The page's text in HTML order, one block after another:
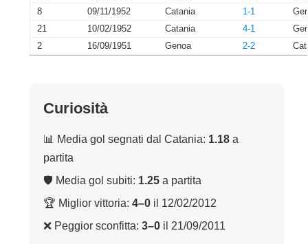
8
09/11/1952 Catania 1-1
21
10/02/1952 Catania 4-1
2
16/09/1951 Genoa 2-2
Curiosità
📊 Media gol segnati dal Catania: 1.18 a
partita
🛡 Media gol subiti: 1.25 a partita
🏆 Miglior vittoria: 4–0 il 12/02/2012
❌ Peggior sconfitta: 3–0 il 21/09/2011